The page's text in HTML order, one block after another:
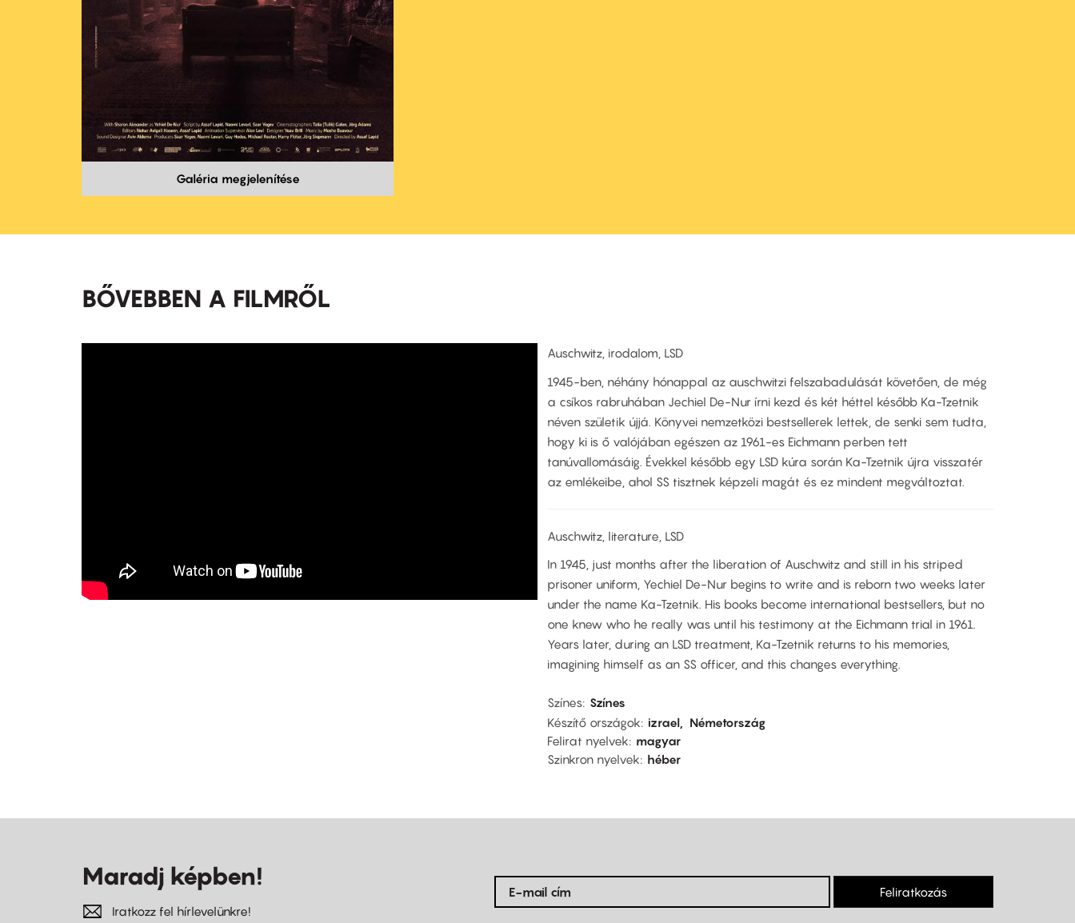
Galéria megjelenítése
BŐVEBBEN A FILMRŐL
Auschwitz, irodalom, LSD
1945-ben, néhány hónappal az auschwitzi felszabadulását követően, de még
a csíkos rabruhában Jechiel De-Nur írni kezd és két héttel később Ka-Tzetnik
néven születik újjá. Könyvei nemzetközi bestsellerek lettek, de senki sem tudta,
hogy ki is ő valójában egészen az 1961-es Eichmann perben tett
tanúvallomásáig. Évekkel később egy LSD kúra során Ka-Tzetnik újra visszatér
az emlékeibe, ahol SS tisztnek képzeli magát és ez mindent megváltoztat.
Auschwitz, literature, LSD
In 1945, just months after the liberation of Auschwitz and still in his striped
prisoner uniform, Yechiel De-Nur begins to write and is reborn two weeks later
under the name Ka-Tzetnik. His books become international bestsellers, but no
one knew who he really was until his testimony at the Eichmann trial in 1961.
Years later, during an LSD treatment, Ka-Tzetnik returns to his memories,
imagining himself as an SS officer, and this changes everything.
Színes Színes
Készítő országok
izrael
Németország
Felirat nyelvek
magyar
Szinkron nyelvek
héber
Maradj képben!
Iratkozz fel hírlevelünkre!
Feliratkozás